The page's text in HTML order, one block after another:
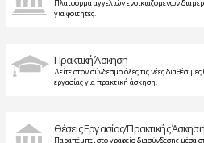
Πλατφόρμα αγγελιών ενοικιαζόμενων
για φοιτητές.
Πρακτική Άσκηση
Δείτε στον σύνδεσμο όλες τις νέες διαθέσιμες
εργασίας για πρακτική άσκηση.
Θέσεις Εργασίας/Πρακτικής
Παραπέμπει στο γραφείο διασύνδεσης μέσα